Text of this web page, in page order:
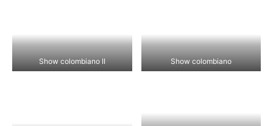
Show colombiano II Show colombiano